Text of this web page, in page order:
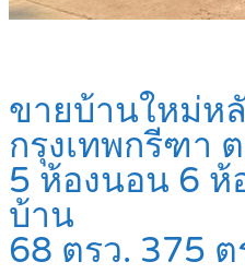
ขายบ้านใหม่ห
กรุงเทพกรีฑา
5 ห้องนอน 6 ห้
บ้าน
68 ตรว. 375 ต